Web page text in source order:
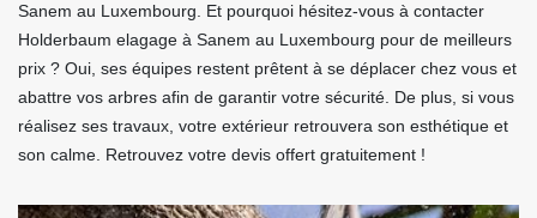
Sanem au Luxembourg. Et pourquoi hésitez-vous à contacter
Holderbaum elagage à Sanem au Luxembourg pour de meilleurs
prix ? Oui, ses équipes restent prêtent à se déplacer chez vous et
abattre vos arbres afin de garantir votre sécurité. De plus, si vous
réalisez ses travaux, votre extérieur retrouvera son esthétique et
son calme. Retrouvez votre devis offert gratuitement !